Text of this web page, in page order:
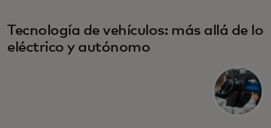
Tecnología de vehículos: más allá de lo
eléctrico y autónomo